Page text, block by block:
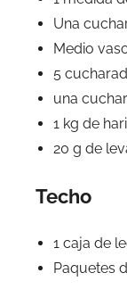
Una
Medio
5
una
1 kg de
20 g de
Techo
1 caja de
Paquetes